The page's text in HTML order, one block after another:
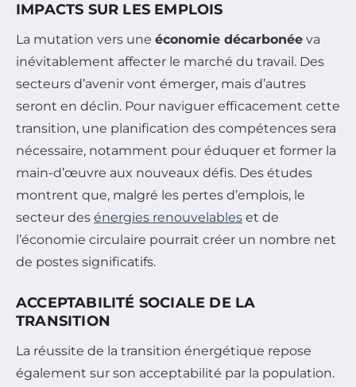
IMPACTS SUR LES EMPLOIS
La mutation vers une économie décarbonée va
inévitablement affecter le marché du travail. Des
secteurs d’avenir vont émerger, mais d’autres
seront en déclin. Pour naviguer efficacement cette
transition, une planification des compétences sera
nécessaire, notamment pour éduquer et former la
main-d’œuvre aux nouveaux défis. Des études
montrent que, malgré les pertes d’emplois, le
secteur des énergies renouvelables et de
l’économie circulaire pourrait créer un nombre net
de postes significatifs.
ACCEPTABILITÉ SOCIALE DE LA
TRANSITION
La réussite de la transition énergétique repose
également sur son acceptabilité par la population.